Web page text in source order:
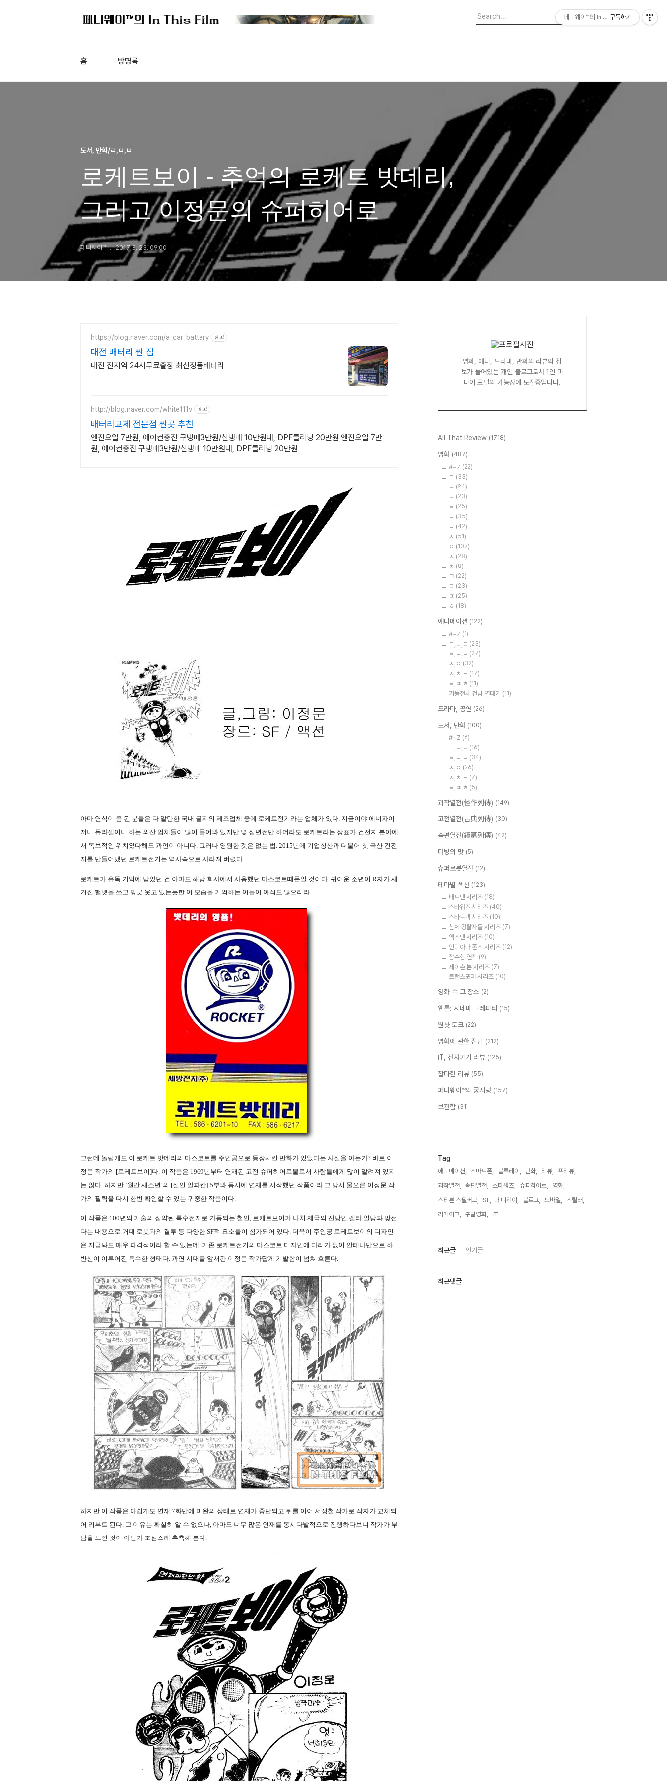
홈 방명록
도서, 만화/ㄹ,ㅁ,ㅂ
로케트보이 - 추억의 로케트 밧데리,
그리고 이정문의 슈퍼히어로
페니웨이™ 2017. 8. 23. 09:00
https://blog.naver.com/a_car_battery 광고
대전 배터리 싼 집
대전 전지역 24시무료출장 최신정품배터리
http://blog.naver.com/white111v 광고
배터리교체 전문점 싼곳 추천
엔진오일 7만원, 에어컨충전 구냉매3만원/신냉매 10만원대, DPF클리닝 20만원 엔진오일 7만
원, 에어컨충전 구냉매3만원/신냉매 10만원대, DPF클리닝 20만원
아마 연식이 좀 된 분들은 다 알만한 국내 굴지의 제조업체 중에 로케트전기라는 업체가 있다 지금이야 에너자이
저니 듀라셀이니 하는 외산 업체들이 많이 들어와 있지만 몇 십년전만 하더라도 로케트라는 상표가 건전지 분야에
서 독보적인 위치였다해도 과언이 아니다 그러나 영원한 것은 없는 법 . 2015년에 기업청산과 더불어 첫 국산 건전
지를 만들어냈던 로케트전기는 역사속으로 사라져 버렸다
로케트가 유독 기억에 남았던 건 아마도 해당 회사에서 사용했던 마스코트때문일 것이다. 귀여운 소년이 R자가 새
겨진 핼멧을 쓰고 빙긋 웃고 있는듯한 이 모습을 기억하는 이들이 아직도 많으리라.
그런데 놀랍게도 이 로케트 밧데리의 마스코트를 주인공으로 등장시킨 만화가 있었다는 사실을 아는가? 바로 이
정문 작가의 [로케트보이]다 이 작품은 1969년부터 연재된 고전 슈퍼히어로물로서 사람들에게 많이 알려져 있지
는 않다 하지만 ‘월간 새소년 ’의 [설인 알파칸] 5부와 동시에 연재를 시작했던 작품이라 그 당시 물오른 이정문 작
가의 필력을 다시 한번 확인할 수 있는 귀중한 작품이다
이 작품은 100년의 기술의 집약된 특수전지로 가동되는 철인, 로케트보이가 나치 제국의 잔당인 켈타 일당과 맞선
다는 내용으로 거대 로봇과의 결투 등 다양한 SF적 요소들이 첨가되어 있다. 더욱이 주인공 로케트보이의 디자인
은 지금봐도 매우 파격적이라 할 수 있는데, 기존 로케트전기의 마스코트 디자인에 다리가 없이 안테나만으로 하
반신이 이루어진 특수한 형태다. 과연 시대를 앞서간 이정문 작가답게 기발함이 넘쳐 흐른다.
하지만 이 작품은 아쉽게도 연재 7화만에 미완의 상태로 연재가 중단되고 뒤를 이어 서정철 작가로 작자가 교체되
어 리부트 된다 그 이유는 확실히 알 수 없으나 아마도 너무 많은 연재를 동시다발적으로 진행하다보니 작가가 부
담을 느낀 것이 아닌가 조심스레 추측해 본다
영화, 애니, 드라마, 만화의 리뷰와 정
보가 들어있는 개인 블로그로서 1인 미
디어 포털의 가능성에 도전중입니다.
All That Review (1718)
영화 (487)
#~Z (22)
ㄱ (33)
ㄴ (24)
ㄷ (23)
ㄹ (25)
ㅁ (35)
ㅂ (42)
ㅅ (51)
ㅇ (107)
ㅈ (28)
ㅊ (8)
ㅋ (22)
ㅌ (23)
ㅍ (25)
ㅎ (18)
애니메이션 (122)
#~Z (1)
ㄱ,ㄴ,ㄷ (23)
ㄹ,ㅁ.ㅂ (27)
ㅅ,ㅇ (32)
ㅈ,ㅊ,ㅋ (17)
ㅌ,ㅍ,ㅎ (11)
기동전사 건담 연대기 (11)
드라마, 공연 (26)
도서, 만화 (100)
#~Z (6)
ㄱ,ㄴ,ㄷ (16)
ㄹ,ㅁ,ㅂ (34)
ㅅ,ㅇ (26)
ㅈ,ㅊ,ㅋ (7)
ㅌ,ㅍ,ㅎ (5)
괴작열전(怪作列傳) (149)
고전열전(古典列傳) (30)
속편열전(續篇列傳) (42)
더빙의 맛 (5)
슈퍼로봇열전 (12)
테마별 섹션 (123)
배트맨 시리즈 (18)
스타워즈 시리즈 (40)
스타트렉 시리즈 (10)
신체 강탈자들 시리즈 (7)
엑스맨 시리즈 (10)
인디아나 존스 시리즈 (12)
잠수함 연작 (9)
제이슨 본 시리즈 (7)
트랜스포머 시리즈 (10)
영화 속 그 장소 (2)
웹툰: 시네마 그레피티 (15)
원샷 토크 (22)
영화에 관한 잡담 (212)
IT, 전자기기 리뷰 (125)
잡다한 리뷰 (55)
페니웨이™의 궁시렁 (157)
보관함 (31)
Tag
애니메이션, 스마트폰, 블루레이, 만화, 리뷰,
프리뷰,
괴작열전,
속편열전, 스타워즈, 슈퍼히어로,
영화,
스티븐 스필버그,
SF, 페니웨이, 블로그, 모바일,
스릴러,
리메이크,
주말영화, IT,
최
인
최근글 인기글
최근댓글
페니웨이™의 In This Film
구독하기